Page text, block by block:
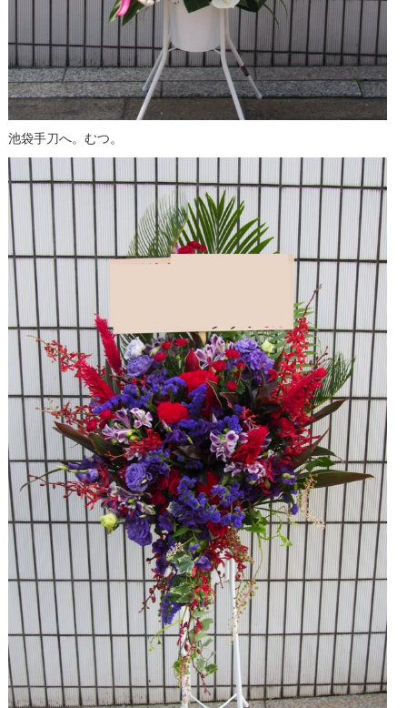
池袋手刀へ。むつ。